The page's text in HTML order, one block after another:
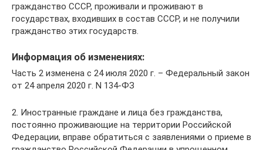
гражданство СССР, проживали и проживают в
государствах, входивших в состав СССР, и не получили
гражданство этих государств.
Информация об изменениях:
Часть 2 изменена с 24 июля 2020 г. – Федеральный закон
от 24 апреля 2020 г. N 134-ФЗ
2. Иностранные граждане и лица без гражданства,
постоянно проживающие на территории Российской
Федерации, вправе обратиться с заявлениями о приеме в